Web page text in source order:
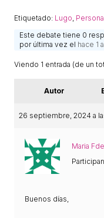
Etiquetado: Lugo,
Este debate tiene 0
por última vez el hace 1
Viendo 1 entrada (de un
Autor
26 septiembre, 2024 a
Maria
Buenos días,
ACCIÓ
SUPORT